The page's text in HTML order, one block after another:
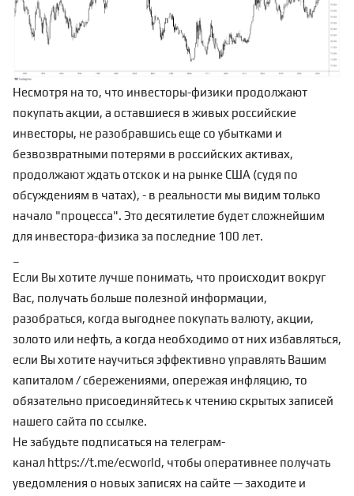
Несмотря на то, что инвесторы-физики продолжают
покупать акции, а оставшиеся в живых российские
инвесторы, не разобравшись еще со убытками и
безвозвратными потерями в российских активах,
продолжают ждать отскок и на рынке США (судя по
обсуждениям в чатах), - в реальности мы видим только
начало "процесса". Это десятилетие будет сложнейшим
для инвестора-физика за последние 100 лет.
Если Вы хотите лучше понимать, что происходит вокруг
Вас, получать больше полезной информации,
разобраться, когда выгоднее покупать валюту, акции,
золото или нефть, а когда необходимо от них избавляться,
если Вы хотите научиться эффективно управлять Вашим
капиталом / сбережениями, опережая инфляцию, то
обязательно присоединяйтесь к чтению скрытых записей
нашего сайта по ссылке.
Не забудьте подписаться на телеграм-
канал https://t.me/ecworld, чтобы оперативнее получать
уведомления о новых записях на сайте — заходите и